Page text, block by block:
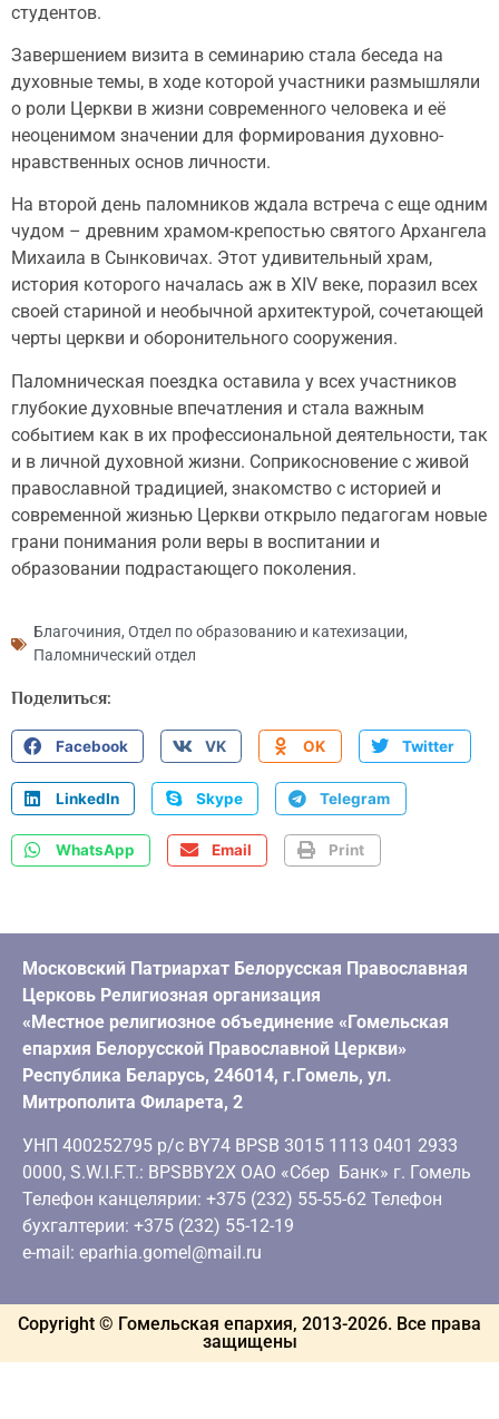
студентов.
Завершением визита в семинарию стала беседа на
духовные темы, в ходе которой участники размышляли
о роли Церкви в жизни современного человека и её
неоценимом значении для формирования духовно-
нравственных основ личности.
На второй день паломников ждала встреча с еще одним
чудом – древним храмом-крепостью святого Архангела
Михаила в Сынковичах. Этот удивительный храм,
история которого началась аж в XIV веке, поразил всех
своей стариной и необычной архитектурой, сочетающей
черты церкви и оборонительного сооружения.
Паломническая поездка оставила у всех участников
глубокие духовные впечатления и стала важным
событием как в их профессиональной деятельности, так
и в личной духовной жизни. Соприкосновение с живой
православной традицией, знакомство с историей и
современной жизнью Церкви открыло педагогам новые
грани понимания роли веры в воспитании и
образовании подрастающего поколения.
Благочиния, Отдел по образованию и катехизации,
Паломнический отдел
Поделиться:
Facebook VK OK Twitter
LinkedIn Skype Telegram
WhatsApp Email Print
Московский Патриархат Белорусская Православная
Церковь Религиозная организация
«Местное религиозное объединение «Гомельская
епархия Белорусской Православной Церкви»
Республика Беларусь, 246014, г.Гомель, ул.
Митрополита Филарета, 2
УНП 400252795 р/с BY74 BPSB 3015 1113 0401 2933
0000, S.W.I.F.T.: BPSBBY2X ОАО «Сбер Банк» г. Гомель
Телефон канцелярии: +375 (232) 55-55-62 Телефон
бухгалтерии: +375 (232) 55-12-19
e-mail: eparhia.gomel@mail.ru
Copyright © Гомельская епархия, 2013-2026. Все права
защищены